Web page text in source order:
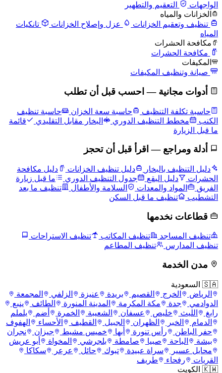
الواجهات
التعقيم والتطهير
الخزانات والمياه
تنظيف وتعقيم الخزانات
عزل وإصلاح الخزانات
تانكيات
المياه
مكافحة الحشرات
مكافحة الحشرات
المكيفات
صيانة وتنظيف المكيفات
أدوات مجانية — احسب قبل أن تطلب
حاسبة تكلفة التنظيف حاسبة سعة الخزان
حاسبة تنظيف
الكنب
مخطط التنظيف الدوري البخار مقابل التقليدي
قائمة
ما قبل الزيارة
أدلة ومراجع — اقرأ قبل أن تحجز
دليل التنظيف بالبخار دليل تنظيف الخزانات
دليل مكافحة
الحشرات
دليل البقع جدول التنظيف الدوري
ما قبل زيارة
الفريق
المواد والمعدات السلامة والأطفال
تنظيف ما بعد
التشطيب
تنظيف ما قبل السكن
قطاعات نخدمها
تنظيف المساجد تنظيف المكاتب
تنظيف الاستراحات
تنظيف المدارس
تنظيف المطاعم
مدن الخدمة
🇸🇦 السعودية
الرياض
الخرج القصيم بريدة عنيزة الزلفي
المجمعة
الدوادمي
جدة مكة المكرمة المدينة المنورة الطائف
ينبع
رابغ
الليث خليص عسفان الشعيبة الخمرة أضم
يلملم
الدمام
الخبر الظهران الجبيل القطيف الأحساء
الهفوف
حفر الباطن
رأس تنورة أبها خميس مشيط جيزان
نجران
بيشة
الباحة صبيا صامطة بلجرشي المخواة
أبو عريش
محايل عسير
سراة عبيدة تبوك حائل عرعر
سكاكا
القريات
رفحاء
طريف
🇰🇼 الكويت